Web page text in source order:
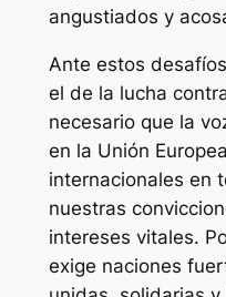
angustiados y
Ante estos
el de la lucha
necesario que la
en la Unión
internacionales en
nuestras
intereses vitales.
exige naciones